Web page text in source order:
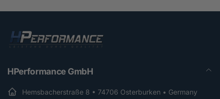
HPerformance GmbH
Hemsbacherstraße 8 • 74706 Osterburken • Germany